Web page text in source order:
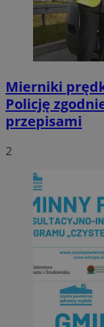
Mierniki
Policję
przepisami
2